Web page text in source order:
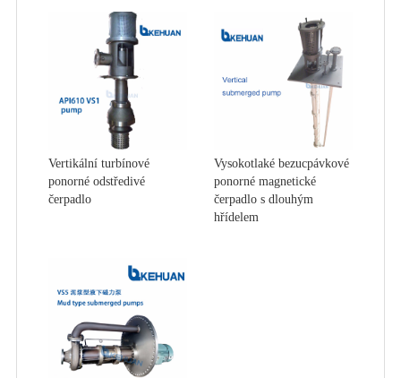
Vertikální turbínové
ponorné odstředivé
čerpadlo
Vysokotlaké bezucpávkové
ponorné magnetické
čerpadlo s dlouhým
hřídelem